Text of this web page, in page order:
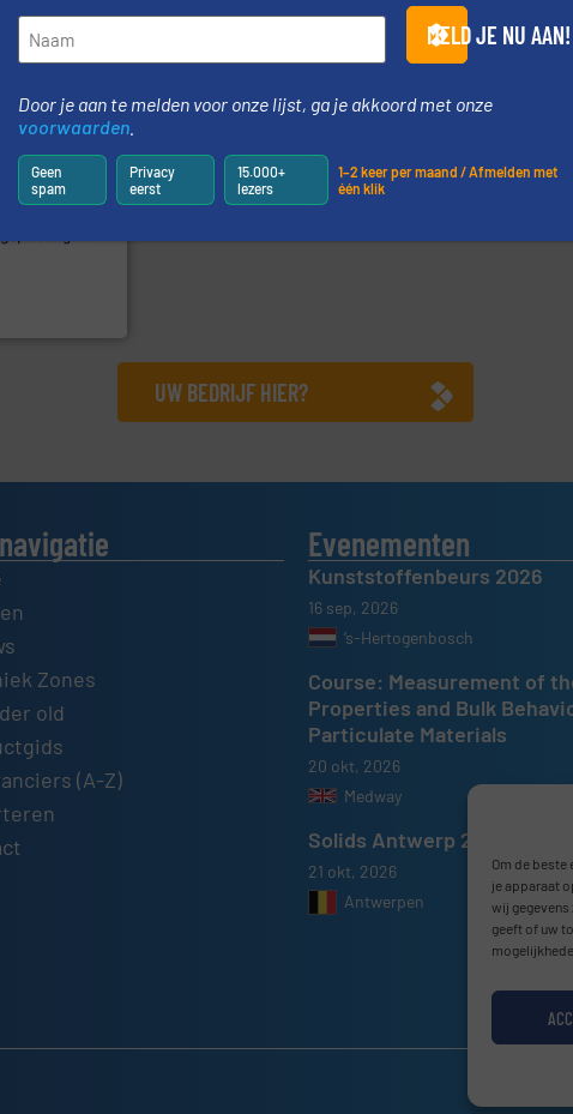
Om de
je apparaat
wij gegevens
geeft of uw
& Dinnissen BV Hethon
en -
diverse
Meer info
UW BEDRIJF HIER?
Zones
old
(A-Z)
Evenementen
Kunststoffenbeurs 2026
16 sep, 2026
’s-Hertogenbosch
Course: Measurement of
Properties and Bulk
Particulate Materials
20 okt, 2026
Medway
Solids Antwerp 2026
21 okt, 2026
Antwerpen
MELD JE NU AAN!
Door je aan te melden voor onze lijst, ga je akkoord met onze
voorwaarden
Geen
spam
Privacy
eerst
15.000+
lezers
1–2 keer per maand / Afmelden met
één klik